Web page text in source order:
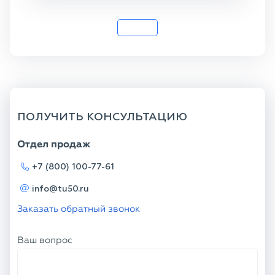
ПОЛУЧИТЬ КОНСУЛЬТАЦИЮ
Отдел продаж
+7 (800) 100-77-61
info@tu50.ru
Заказать обратный звонок
Ваш вопрос